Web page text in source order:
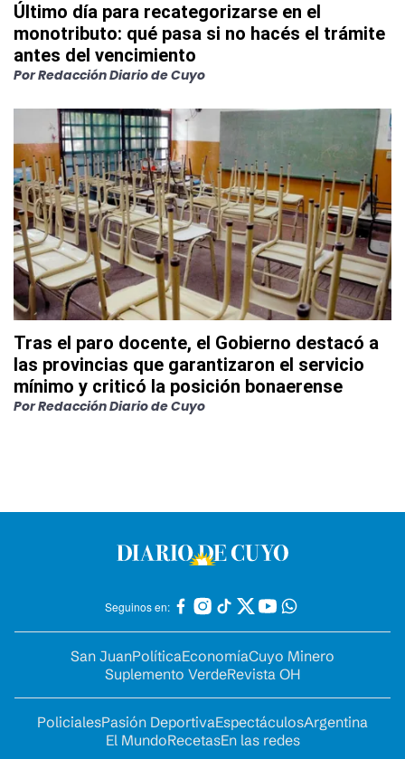
Último día para recategorizarse en el
monotributo: qué pasa si no hacés el trámite
antes del vencimiento
PorRedacción Diario de Cuyo
Tras el paro docente, el Gobierno destacó a
las provincias que garantizaron el servicio
mínimo y criticó la posición bonaerense
PorRedacción Diario de Cuyo
Seguinos en:
San JuanPolíticaEconomíaCuyo Minero
Suplemento VerdeRevista OH
PolicialesPasión DeportivaEspectáculosArgentina
El MundoRecetasEn las redes